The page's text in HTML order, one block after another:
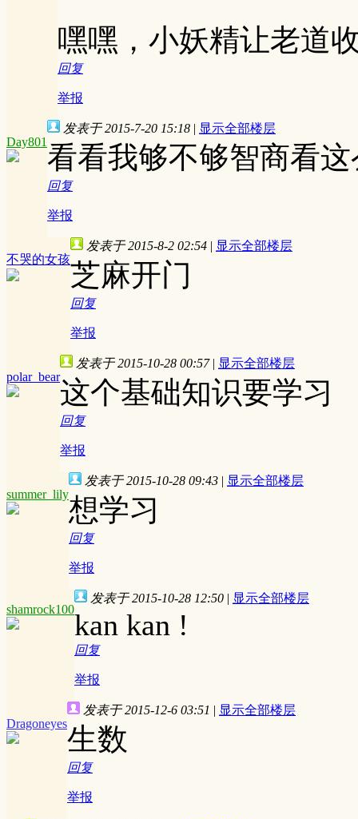
嘿嘿，小妖精让老道
回复
举报
Day801
发表于 2015-7-20 15:18 | 显示全部楼层
看看我够不够智商看
回复
举报
不哭的女孩
发表于 2015-8-2 02:54 | 显示全部楼层
芝麻开门
回复
举报
polar_bear
发表于 2015-10-28 00:57 | 显示全部楼层
这个基础知识要学习
回复
举报
summer_lily
发表于 2015-10-28 09:43 | 显示全部楼层
想学习
回复
举报
shamrock100
发表于 2015-10-28 12:50 | 显示全部楼层
kan kan !
回复
举报
Dragoneyes
发表于 2015-12-6 03:51 | 显示全部楼层
生数
回复
举报